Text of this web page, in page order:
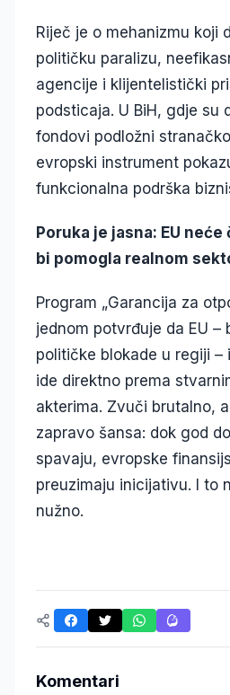
Riječ je o mehanizmu koji
političku paralizu,
agencije i klijentelistički
podsticaja. U BiH, gdje su
fondovi podložni
evropski instrument
funkcionalna podrška
Poruka je jasna: EU
bi pomogla realnom
Program „Garancija za
jednom potvrđuje da EU –
političke blokade u regiji –
ide direktno prema
akterima. Zvuči brutalno,
zapravo šansa: dok god
spavaju, evropske
preuzimaju inicijativu. I to
nužno.
Komentari